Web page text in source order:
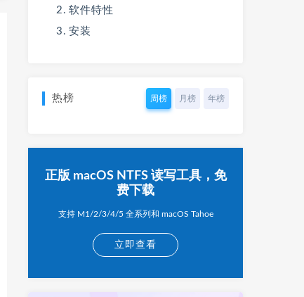
软件特性
安装
热榜 周榜 月榜 年榜
正版 macOS NTFS 读写工具，免
费下载
支持 M1/2/3/4/5 全系列和 macOS Tahoe
立即查看